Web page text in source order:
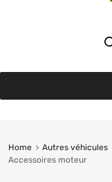
Home Autres véhicules
Accessoires moteur